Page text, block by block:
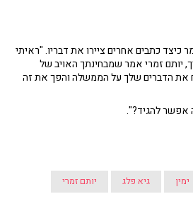
כיצד כתבים אחרים ציירו את דבריו. "ראיתי
יותם זמרי אמר שמבחינתך האויב של
את הדברים שלך על הממשלה והפך את זה
אפשר להגיד?".
ימין גיא פלג יותם זמרי